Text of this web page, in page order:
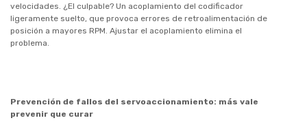
velocidades. ¿El culpable? Un acoplamiento del codificador
ligeramente suelto, que provoca errores de retroalimentación de
posición a mayores RPM. Ajustar el acoplamiento elimina el
problema.
Prevención de fallos del servoaccionamiento: más vale
prevenir que curar